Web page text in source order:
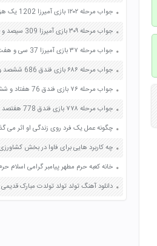
جواب مرحله ۳۰۹ بازی آمیرزا 309 سیصد و نه پاسخ
جواب مرحله ۳۷ بازی آمیرزا 37 سی و هفت پاسخ
جواب مرحله ۶۸۶ بازی فندق 686 ششصد و هشتاد و شش پاسخ
جواب مرحله ۷۶ بازی فندق 76 هفتاد و شش پاسخ
دانلود آهنگ تولد تولد تولدت مبارک قدیمی